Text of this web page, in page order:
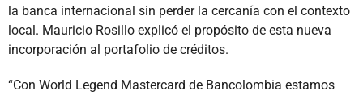
la banca internacional sin perder la cercanía con el contexto
local. Mauricio Rosillo explicó el propósito de esta nueva
incorporación al portafolio de créditos.
“Con World Legend Mastercard de Bancolombia estamos